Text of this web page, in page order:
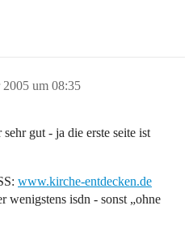
um 08:35
gut - ja die erste seite ist
www.kirche-entdecken.de
wenigstens isdn - sonst „ohne